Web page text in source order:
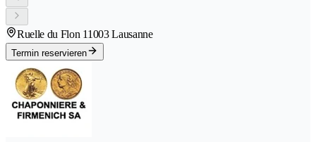
Ruelle du Flon 11003 Lausanne
Termin reservieren